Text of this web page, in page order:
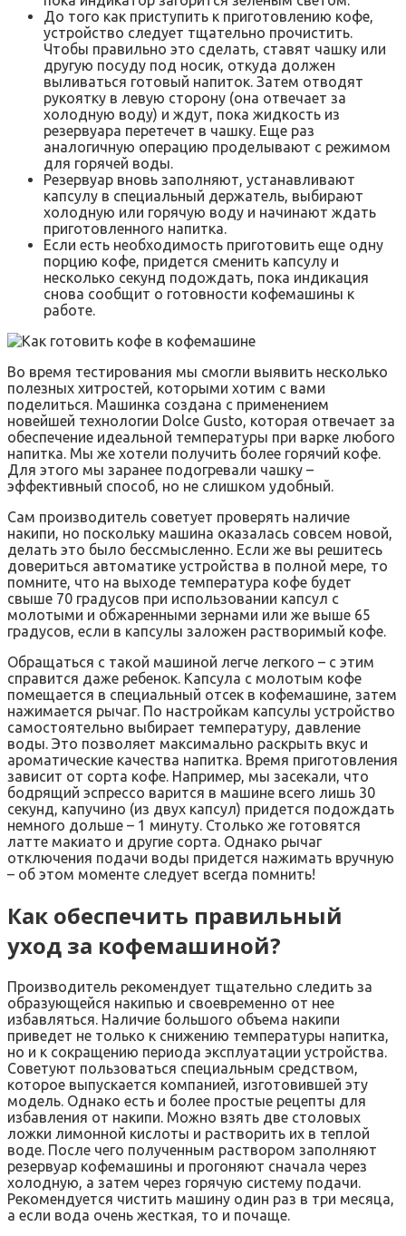
До того как приступить к приготовлению кофе,
устройство следует тщательно прочистить.
Чтобы правильно это сделать, ставят чашку или
другую посуду под носик, откуда должен
выливаться готовый напиток. Затем отводят
рукоятку в левую сторону (она отвечает за
холодную воду) и ждут, пока жидкость из
резервуара перетечет в чашку. Еще раз
аналогичную операцию проделывают с режимом
для горячей воды.
Резервуар вновь заполняют, устанавливают
капсулу в специальный держатель, выбирают
холодную или горячую воду и начинают ждать
приготовленного напитка.
Если есть необходимость приготовить еще одну
порцию кофе, придется сменить капсулу и
несколько секунд подождать, пока индикация
снова сообщит о готовности кофемашины к
работе.
Во время тестирования мы смогли выявить несколько
полезных хитростей, которыми хотим с вами
поделиться. Машинка создана с применением
новейшей технологии Dolce Gusto, которая отвечает за
обеспечение идеальной температуры при варке любого
напитка. Мы же хотели получить более горячий кофе.
Для этого мы заранее подогревали чашку –
эффективный способ, но не слишком удобный.
Сам производитель советует проверять наличие
накипи, но поскольку машина оказалась совсем новой,
делать это было бессмысленно. Если же вы решитесь
довериться автоматике устройства в полной мере, то
помните, что на выходе температура кофе будет
свыше 70 градусов при использовании капсул с
молотыми и обжаренными зернами или же выше 65
градусов, если в капсулы заложен растворимый кофе.
Обращаться с такой машиной легче легкого – с этим
справится даже ребенок. Капсула с молотым кофе
помещается в специальный отсек в кофемашине, затем
нажимается рычаг. По настройкам капсулы устройство
самостоятельно выбирает температуру, давление
воды. Это позволяет максимально раскрыть вкус и
ароматические качества напитка. Время приготовления
зависит от сорта кофе. Например, мы засекали, что
бодрящий эспрессо варится в машине всего лишь 30
секунд, капучино (из двух капсул) придется подождать
немного дольше – 1 минуту. Столько же готовятся
латте макиато и другие сорта. Однако рычаг
отключения подачи воды придется нажимать вручную
– об этом моменте следует всегда помнить!
Как обеспечить правильный
уход за кофемашиной?
Производитель рекомендует тщательно следить за
образующейся накипью и своевременно от нее
избавляться. Наличие большого объема накипи
приведет не только к снижению температуры напитка,
но и к сокращению периода эксплуатации устройства.
Советуют пользоваться специальным средством,
которое выпускается компанией, изготовившей эту
модель. Однако есть и более простые рецепты для
избавления от накипи. Можно взять две столовых
ложки лимонной кислоты и растворить их в теплой
воде. После чего полученным раствором заполняют
резервуар кофемашины и прогоняют сначала через
холодную, а затем через горячую систему подачи.
Рекомендуется чистить машину один раз в три месяца,
а если вода очень жесткая, то и почаще.